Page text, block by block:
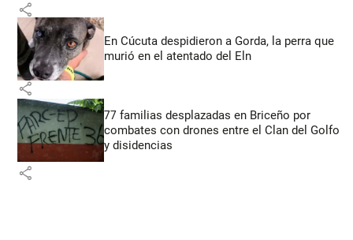
share
En Cúcuta despidieron a Gorda, la perra que
murió en el atentado del Eln
share
77 familias desplazadas en Briceño por
combates con drones entre el Clan del Golfo
y disidencias
share